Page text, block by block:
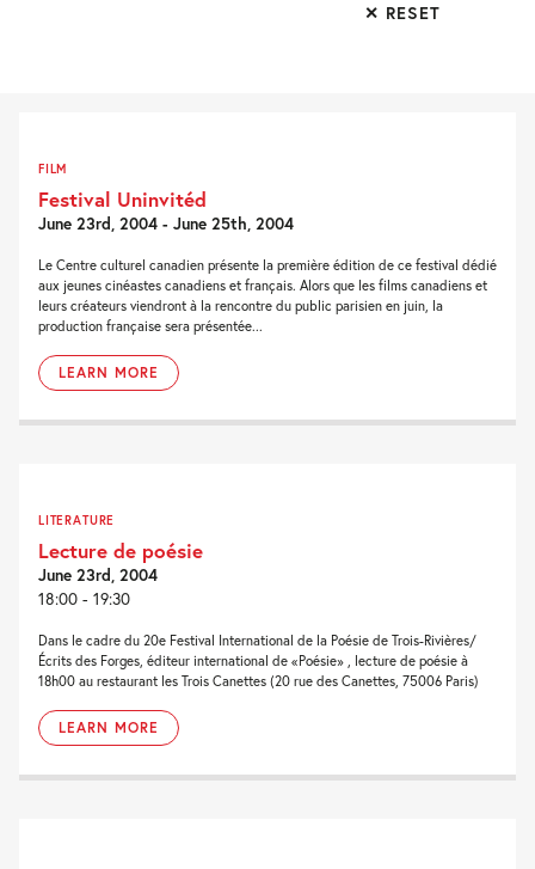
✕ RESET
FILM
Festival Uninvitéd
June 23rd, 2004 - June 25th, 2004
Le Centre culturel canadien présente la première édition de ce festival dédié
aux jeunes cinéastes canadiens et français. Alors que les films canadiens et
leurs créateurs viendront à la rencontre du public parisien en juin, la
production française sera présentée...
LEARN MORE
LITERATURE
Lecture de poésie
June 23rd, 2004
18:00 - 19:30
Dans le cadre du 20e Festival International de la Poésie de Trois-Rivières/
Écrits des Forges, éditeur international de «Poésie» , lecture de poésie à
18h00 au restaurant les Trois Canettes (20 rue des Canettes, 75006 Paris)
LEARN MORE